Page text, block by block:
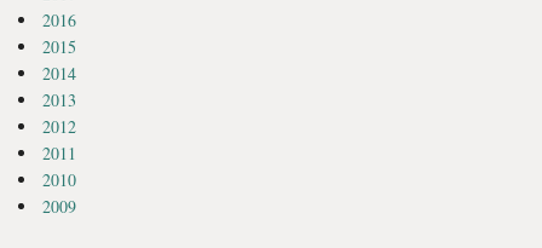
2016
2015
2014
2013
2012
2011
2010
2009